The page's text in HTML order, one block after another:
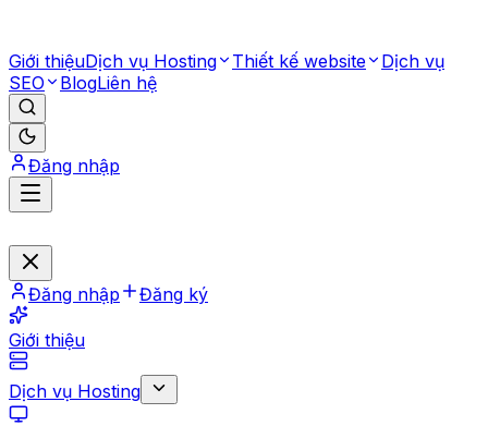
Giới thiệuDịch vụ Hosting Thiết kế website
Dịch vụ
SEO
BlogLiên hệ
Đăng nhập
Đăng nhập Đăng ký
Giới thiệu
Dịch vụ Hosting